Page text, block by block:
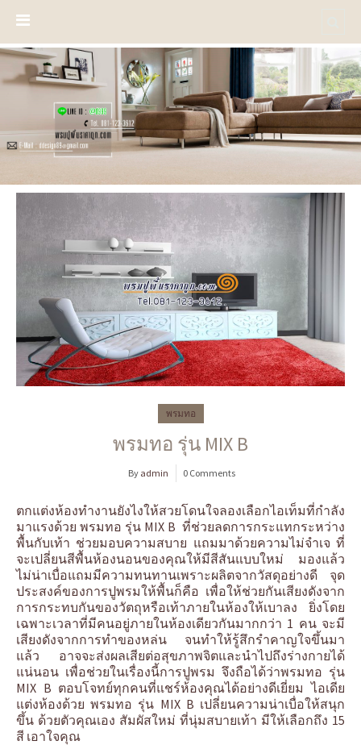
พรมทอ
พรมทอ รุ่น MIX B
By admin 0 Comments
ตกแต่งห้องทำงานยังไงให้สวยโดนใจลองเลือกไอเท็มที่กำลัง
มาแรงด้วย พรมทอ รุ่น MIX B ที่ช่วยลดการกระแทกระหว่าง
พื้นกับเท้า ช่วยมอบความสบาย แถมมาด้วยความไม่จำเจ ที่
จะเปลี่ยนสีพื้นห้องนอนของคุณให้มีสีสันแบบใหม่ มองแล้ว
ไม่น่าเบื่อแถมมีความทนทานเพราะผลิตจากวัสดุอย่างดี จุด
ประสงค์ของการปูพรมให้พื้นก็คือ เพื่อให้ช่วยกันเสียงดังจาก
การกระทบกันของวัตถุหรือเท้าภายในห้องให้เบาลง ยิ่งโดย
เฉพาะเวลาที่มีคนอยู่ภายในห้องเดียวกันมากกว่า 1 คน จะมี
เสียงดังจากการทำของหล่น จนทำให้รู้สึกรำคาญใจขึ้นมา
แล้ว อาจจะส่งผลเสียต่อสุขภาพจิตและนำไปถึงร่างกายได้
แน่นอน เพื่อช่วยในเรื่องนี้การปูพรม จึงถือได้ว่าพรมทอ รุ่น
MIX B ตอบโจทย์ทุกคนที่แชร์ห้องคุณได้อย่างดีเยี่ยม ไอเดีย
แต่งห้องด้วย พรมทอ รุ่น MIX B เปลี่ยนความน่าเบื่อให้สนุก
ขึ้น ด้วยตัวคุณเอง สัมผัสใหม่ ที่นุ่มสบายเท้า มีให้เลือกถึง 15
สี เอาใจคุณ